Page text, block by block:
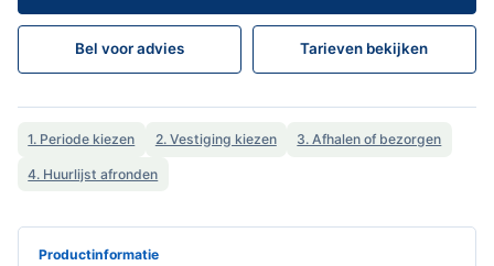
Bel voor advies Tarieven bekijken
1. Periode kiezen 2. Vestiging kiezen 3. Afhalen of bezorgen
4. Huurlijst afronden
Productinformatie